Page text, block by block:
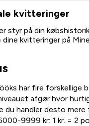
kvitteringer
styr på din
dine kvitteringer på
har fire forskellige
afgør hvor
du handler desto mere
9999 kr: 1 kr. = 2